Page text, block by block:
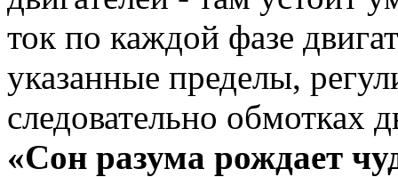
ток по каждой фазе
указанные пределы,
следовательно обмотках
«Сон разума рождает